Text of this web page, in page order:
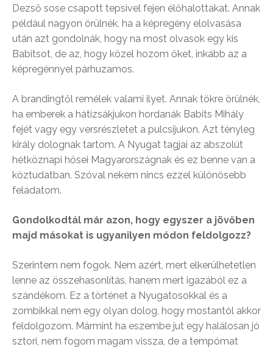
Dezső sose csapott tepsivel fejen élőhalottakat. Annak
például nagyon örülnék, ha a képregény elolvasása
után azt gondolnák, hogy na most olvasok egy kis
Babitsot, de az, hogy közel hozom őket, inkább az a
képregénnyel párhuzamos.
A brandingtől remélek valami ilyet. Annak tökre örülnék,
ha emberek a hátizsákjukon hordanák Babits Mihály
fejét vagy egy versrészletet a pulcsijukon. Azt tényleg
király dolognak tartom. A Nyugat tagjai az abszolút
hétköznapi hősei Magyarországnak és ez benne van a
köztudatban. Szóval nekem nincs ezzel különösebb
feladatom.
Gondolkodtál már azon, hogy egyszer a jövőben
majd másokat is ugyanilyen módon feldolgozz?
Szerintem nem fogok. Nem azért, mert elkerülhetetlen
lenne az összehasonlítás, hanem mert igazából ez a
szándékom. Ez a történet a Nyugatosokkal és a
zombikkal nem egy olyan dolog, hogy mostantól akkor
feldolgozom. Mármint ha eszembe jut egy halálosan jó
sztori, nem fogom magam vissza, de a tempómat